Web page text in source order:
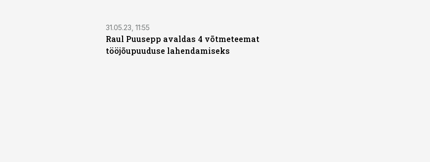
31.05.23, 11:55
Raul Puusepp avaldas 4 võtmeteemat
tööjõupuuduse lahendamiseks